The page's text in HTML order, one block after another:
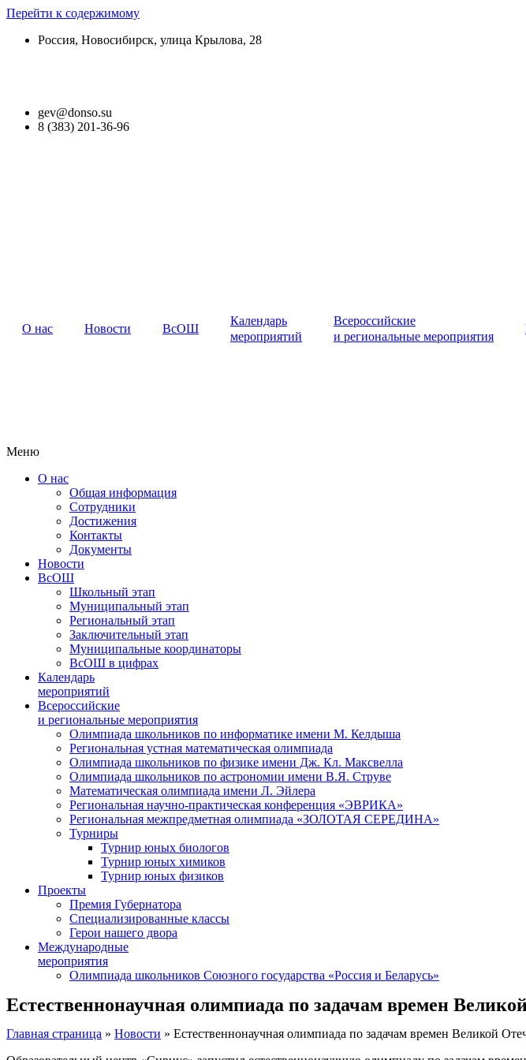
Перейти к содержимому
Россия, Новосибирск, улица Крылова, 28
gev@donso.su
8 (383) 201-36-96
О нас Новости ВсОШ
Календарь
мероприятий
Всероссийские
и региональные мероприятия
Меню
О нас
Общая информация
Сотрудники
Достижения
Контакты
Документы
Новости
ВсОШ
Школьный этап
Муниципальный этап
Региональный этап
Заключительный этап
Муниципальные координаторы
ВсОШ в цифрах
Календарь
мероприятий
Всероссийские
и региональные мероприятия
Олимпиада школьников по информатике имени М. Келдыша
Региональная устная математическая олимпиада
Олимпиада школьников по физике имени Дж. Кл. Максвелла
Олимпиада школьников по астрономии имени В.Я. Струве
Математическая олимпиада имени Л. Эйлера
Региональная научно-практическая конференция «ЭВРИКА»
Региональная межпредметная олимпиада «ЗОЛОТАЯ СЕРЕДИНА»
Турниры
Турнир юных биологов
Турнир юных химиков
Турнир юных физиков
Проекты
Премия Губернатора
Специализированные классы
Герои нашего двора
Международные
мероприятия
Олимпиада школьников Союзного государства «Россия и Беларусь»
Естественнонаучная олимпиада по задачам времен
Главная страница » Новости » Естественнонаучная олимпиада по задачам времен Великой